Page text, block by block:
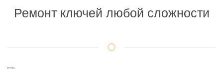
Ремонт ключей любой сложности